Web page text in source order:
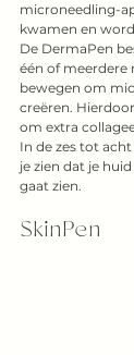
microneedling-
kwamen en
De DermaPen
één of meerdere
bewegen om
creëren.
om extra
In de zes tot
je zien dat je
gaat zien.
SkinPen